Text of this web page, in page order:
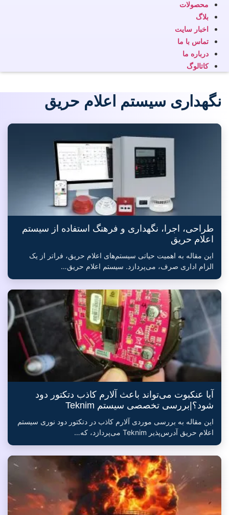
محصولات
بلاگ
اخبار سایت
تماس با ما
درباره ما
کاتالوگ
نگهداری سیستم اعلام حریق
طراحی، اجرا، نگهداری و فرهنگ استفاده از سیستم
اعلام حریق
این مقاله به اهمیت حیاتی سیستم‌های اعلام حریق، فراتر از یک
الزام اداری صرف، می‌پردازد. سیستم اعلام حریق…
آیا عنکبوت می‌تواند باعث آلارم کاذب دتکتور دود
شود؟|بررسی تخصصی سیستم Teknim
این مقاله به بررسی موردی آلارم کاذب در دتکتور دود نوری سیستم
اعلام حریق آدرس‌پذیر Teknim می‌پردازد، که…